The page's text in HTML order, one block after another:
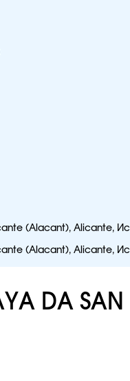
(Alacant), Alicante,
(Alacant), Alicante,
DA SAN